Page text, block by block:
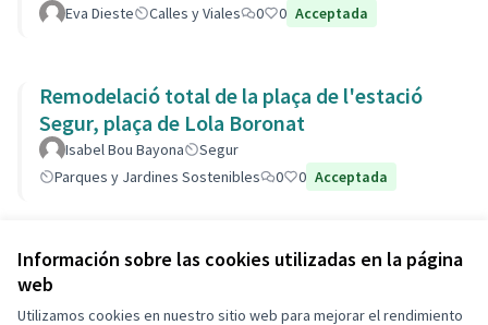
Información sobre las cookies utilizadas en la página
web
Utilizamos cookies en nuestro sitio web para mejorar el rendimiento
Eva Dieste Calles y Viales 0 0 Acceptada
Remodelació total de la plaça de l'estació
Segur, plaça de Lola Boronat
Isabel Bou Bayona
Segur
Parques y Jardines Sostenibles
0 0 Acceptada
Ver todas las propuestas retiradas
Términos y condiciones de uso